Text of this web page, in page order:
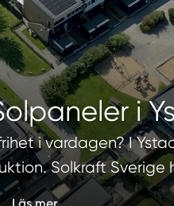
i
i vardagen? I
Solkraft Sverige